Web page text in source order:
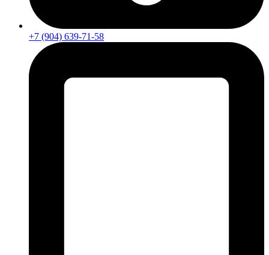
+7 (904) 639-71-58